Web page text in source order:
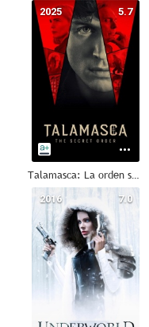
5.7
2025
Talamasca: La orden secreta, de Anne Rice
7.0
2016